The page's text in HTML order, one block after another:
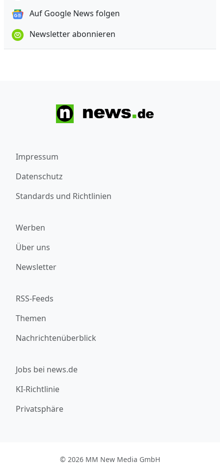
Auf Google News folgen
Newsletter abonnieren
Impressum
Datenschutz
Standards und Richtlinien
Werben
Über uns
Newsletter
RSS-Feeds
Themen
Nachrichtenüberblick
Jobs bei news.de
KI-Richtlinie
Privatsphäre
© 2026 MM New Media GmbH